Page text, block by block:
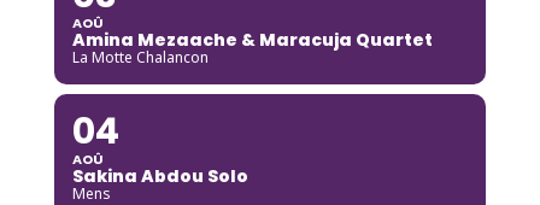
AOÛ
Amina Mezaache & Maracuja Quartet
La Motte Chalancon
04
AOÛ
Sakina Abdou Solo
Mens